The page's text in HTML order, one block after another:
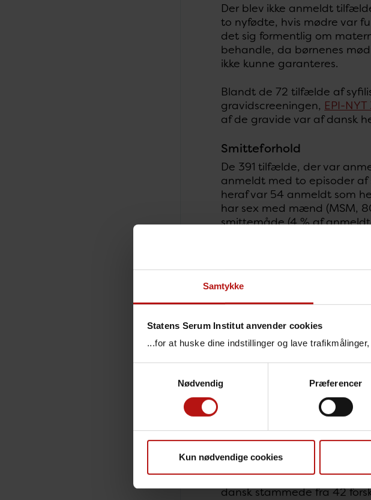
Samtykke
Statens Serum Institut anvender cookies
...for at huske dine indstillinger og lave
Nødvendig
Præferencer
Kun nødvendige cookies
Der blev ikke anmeldt
to nyfødte, hvis mødre var
det sig formentlig om
behandle, da børnenes
ikke kunne garanteres.
Blandt de 72 tilfælde af
gravidscreeningen, EPI-
af de gravide var af dansk
Smitteforhold
De 391 tilfælde, der var
anmeldt med to episoder af
heraf var 54 anmeldt som
har sex med mænd (MSM,
smittemåde (4 % af
af alle anmeldte). Figur 1
I alt 319 (82 %) personer var
dansk stammede fra 42